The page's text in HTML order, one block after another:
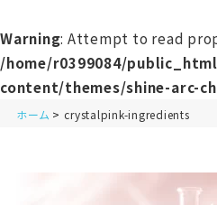
Warning: Attempt to read
/home/r0399084/
content/themes/shine-arc-
ホーム crystalpink-ingredients